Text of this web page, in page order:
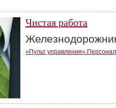
Чистая работа
«Пульт